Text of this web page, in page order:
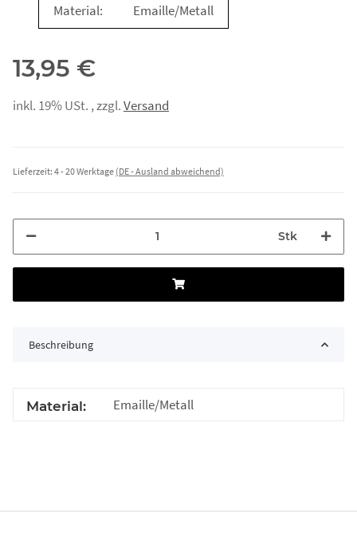
Material: Emaille/Metall
13,95 €
inkl. 19% USt. , zzgl.Versand
Lieferzeit: 4 - 20 Werktage (DE - Ausland abweichend)
Stk
Beschreibung
Material: Emaille/Metall